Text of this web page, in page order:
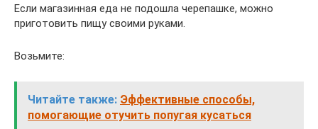
Если магазинная еда не подошла черепашке, можно
приготовить пищу своими руками.
Возьмите:
Читайте также: Эффективные способы,
помогающие отучить попугая кусаться